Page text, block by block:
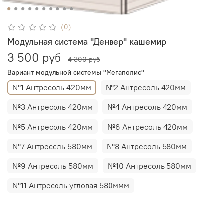
(0)
Модульная система "Денвер" кашемир
3 500 руб
4 300 руб
Вариант модульной системы "Мегаполис"
№1 Антресоль 420мм
№2 Антресоль 420мм
№3 Антресоль 420мм
№4 Антресоль 420мм
№5 Антресоль 420мм
№6 Антресоль 420мм
№7 Антресоль 580мм
№8 Антресоль 580мм
№9 Антресоль 580мм
№10 Антресоль 580мм
№11 Антресоль угловая 580ммм